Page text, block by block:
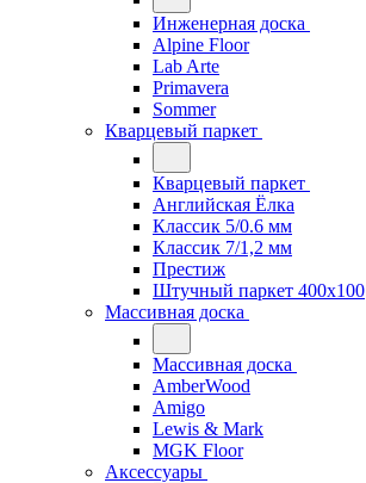
Инженерная доска
Alpine Floor
Lab Arte
Primavera
Sommer
Кварцевый паркет
Кварцевый паркет
Английская Ёлка
Классик 5/0.6 мм
Классик 7/1,2 мм
Престиж
Штучный паркет 400x100
Массивная доска
Массивная доска
AmberWood
Amigo
Lewis & Mark
MGK Floor
Аксессуары